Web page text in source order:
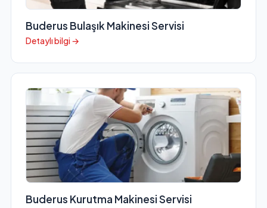
Buderus Bulaşık Makinesi Servisi
Detaylı bilgi →
Buderus Kurutma Makinesi Servisi